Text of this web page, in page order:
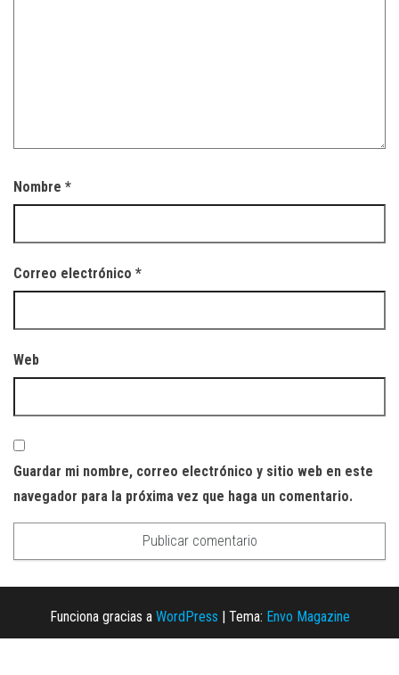
Nombre *
Correo electrónico *
Web
Guardar mi nombre, correo electrónico y sitio web en este
navegador para la próxima vez que haga un comentario.
Funciona gracias a WordPress Tema: Envo Magazine